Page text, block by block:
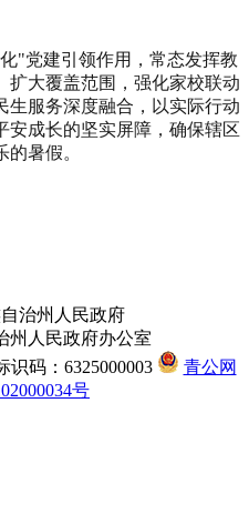
"党建引领作用，常态发挥教
扩大覆盖范围，强化家校联动
生服务深度融合，以实际行动
安成长的坚实屏障，确保辖区
暑假。
治州人民政府
州人民政府办公室
码：6325000003
青公网
号